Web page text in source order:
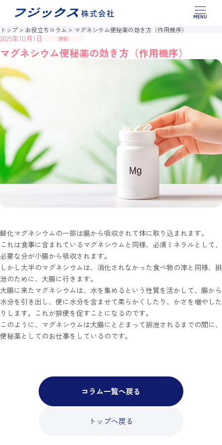
このページの本文へ移動
製品情報
お役立ちコラム
トップ お役立ちコラム マグネシウム便秘薬の効き方（作用機序）
2025年10月1日 便秘
マグネシウム便秘薬の効き方（作用機序）
酸化マグネシウムの一部は腸から吸収されて体に取り込まれます。
これは食事に含まれているマグネシウムと同様、必須ミネラルとして、
必要な分が小腸から吸収されます。
しかし大半のマグネシウムは、消化されなかった食べ物の滓と同様、排
泄のために、大腸に行きます。
大腸に来たマグネシウムは、水を集めるという性質を活かして、腸から
水分を引き出し、便に水分を含ませて柔らかくしたり、かさを増やした
りします。これが排便を促すことになるのです。
このように、マグネシウムは大腸にとどまって排泄されるまでの間に、
便秘薬としてのお仕事をしているのです。
コラム一覧へ戻る
トップへ戻る